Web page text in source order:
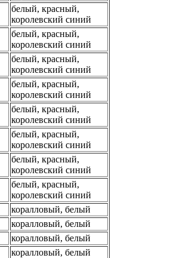
белый, красный,
королевский синий
белый, красный,
королевский синий
белый, красный,
королевский синий
белый, красный,
королевский синий
белый, красный,
королевский синий
белый, красный,
королевский синий
белый, красный,
королевский синий
белый, красный,
королевский синий
коралловый, белый
коралловый, белый
коралловый, белый
коралловый, белый